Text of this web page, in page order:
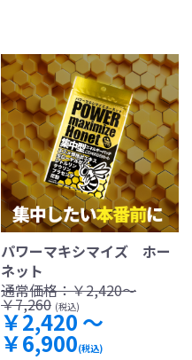
パワーマキシマイズ ホー
ネット
通常価格：￥2,420～
￥7,260 (税込)
￥2,420 ～
￥6,900(税込)